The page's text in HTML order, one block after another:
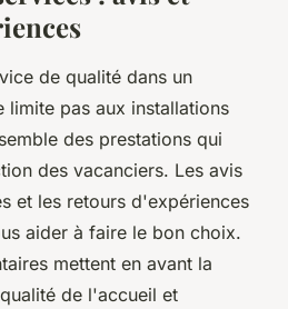
de qualité dans un
limite pas aux installations
des prestations qui
des vacanciers. Les avis
et les retours d'expériences
aider à faire le bon choix.
mettent en avant la
de l'accueil et